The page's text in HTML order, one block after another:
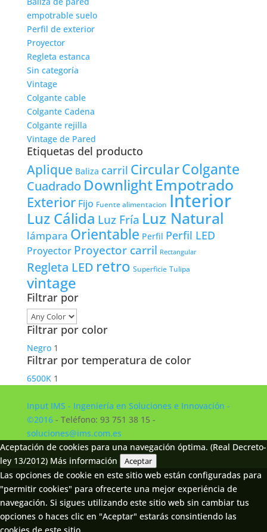
empotrable suelo
Perfil de exterior
Proyector
Regleta estanca
Sin categoría
Vintage
Colgante cable
Colgante Cadena
Colgante rejilla
Vintage de Pared
Etiquetas del producto
Aplique Baliza carril CircularColgante
Cuadrado DownlightEmpotrado
Exterior Fijo Fuente alimentacion Interior
Luz Cálida Luz Fría Luz Natural
lámpara Orientable Perfil Perfil LED
Proyector Proyector carril Rectangular
Regleta LED retro Superficie Tulipa
vintage
Filtrar por
Filtrar por color
Negro 1
Filtrar por temperatura de color
6500K 1
Input IMS - Ingeniería en Soluciones e Innovación -
©2016- Teléfono: 93 751 38 15 -
soluciones@ims.com.es
Aceptación de cookies para una navegación óptima. (Real Decreto-
ley 13/2012) Más información Aceptar
Las opciones de cookie en este sitio web están configuradas para
"permitir cookies" para ofrecerte una mejor experiéncia de
navegación. Si sigues utilizando este sitio web sin cambiar tus
opciones o haces clic en "Aceptar" estarás consintiendo las